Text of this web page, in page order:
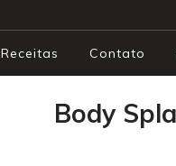
Receitas Contato
Body